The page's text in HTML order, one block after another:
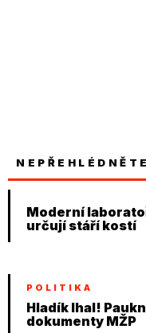
NEPŘEHLÉDNĚTE
Moderní
určují stáří kostí
POLITIKA
Hladík lhal!
dokumenty MŽP